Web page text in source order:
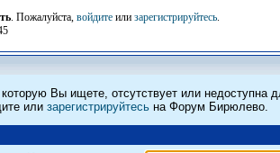
. Пожалуйста, войдите или зарегистрируйтесь.
Вы ищете, отсутствует или недоступна
или зарегистрируйтесь на Форум Бирюлево.